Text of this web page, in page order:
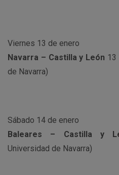
Viernes 13 de enero
Navarra – Castilla y León 13
de Navarra)
Sábado 14 de enero
Baleares – Castilla y
Universidad de Navarra)